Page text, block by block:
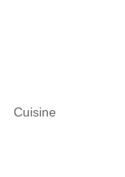
Cuisine